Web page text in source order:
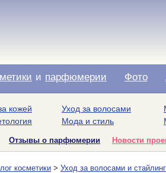
и парфюмерии Фото
кожей
Уход за волосами
Мода и стиль
Отзывы о парфюмерии Новости
косметики > Уход за волосами и стайлинг